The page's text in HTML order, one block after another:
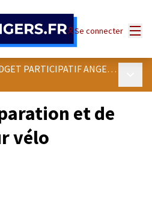
Se connecter
LES RÉALISATIONS DU BUDGET PARTICIPATIF ANGEVIN
et de
vélo